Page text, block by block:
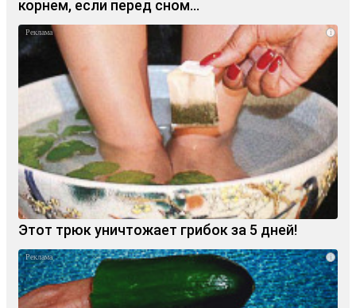
корнем, если перед сном…
i
Этот трюк уничтожает грибок за 5 дней!
i